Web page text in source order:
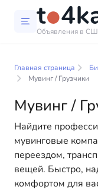
Объявления в
В нашем каталоге
людям
предлагаем
физических, так и
сделать вашу
удобной. От
повседневной
необходимое для
Главная страница
Мувинг / Грузчики
Мувинг /
Найдите
мувинговые
переездом,
вещей. Быстро,
комфортом для